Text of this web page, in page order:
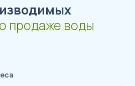
продаже воды